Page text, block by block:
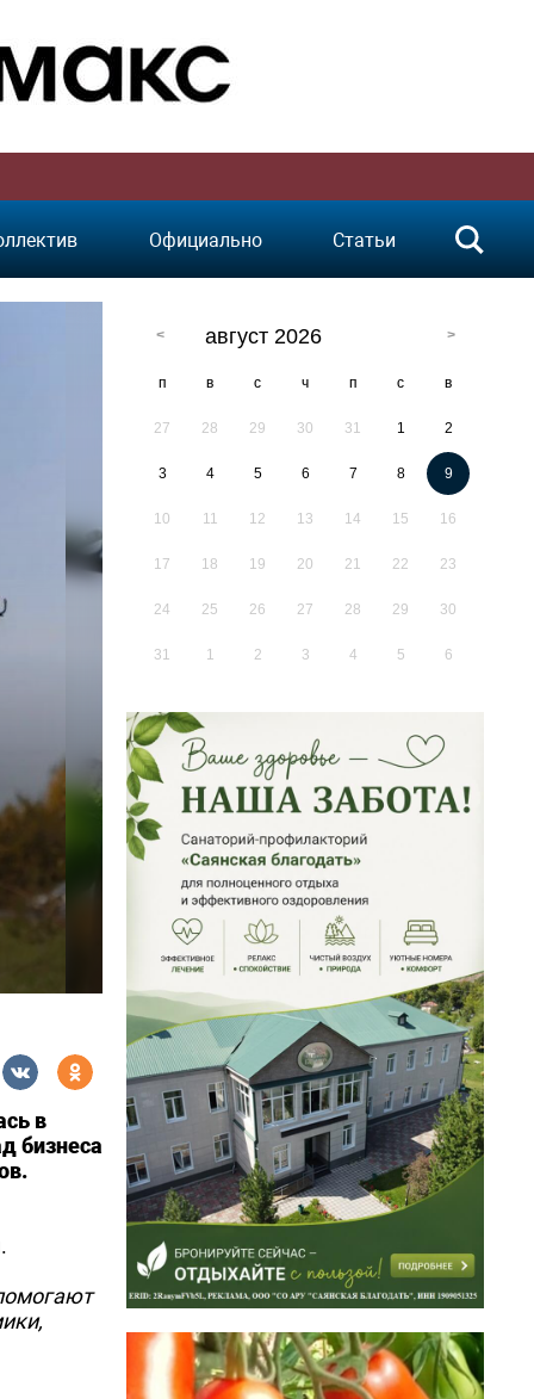
Официально Статьи
в
бизнеса
август 2026
п в с ч п с в
27 28 29 30 31 1 2
3 4 5 6 7 8 9
10 11 12 13 14 15 16
17 18 19 20 21 22 23
24 25 26 27 28 29 30
31 1 2 3 4 5 6